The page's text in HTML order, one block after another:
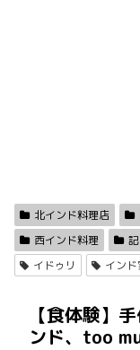
北インド料理店
西インド料理
イドゥリ
イン
【食体験】
ンド、too